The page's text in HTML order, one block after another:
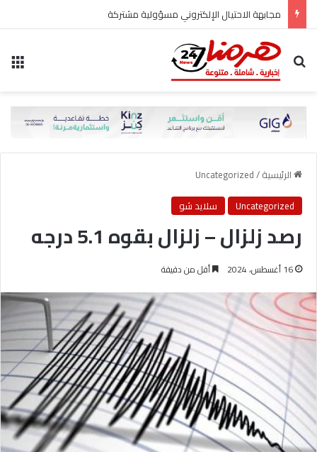
مجابهة الاحتيال الإلكتروني مسؤولية مشتركة
بحث عن
الرئيسية/
Uncategorized
Uncategorized
سلايد شو
رصد زلزال – زلزال بقوه 5.1 درجه
16 أغسطس، 2024 أقل من دقيقة